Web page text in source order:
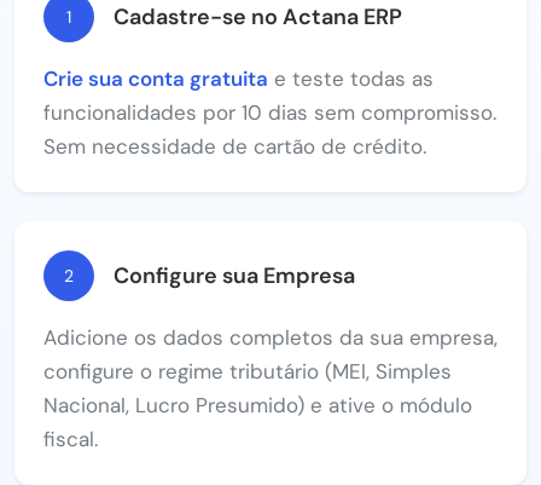
1 Cadastre-se no Actana ERP
Crie sua conta gratuita e teste todas as
funcionalidades por 10 dias sem compromisso.
Sem necessidade de cartão de crédito.
2 Configure sua Empresa
Adicione os dados completos da sua empresa,
configure o regime tributário (MEI, Simples
Nacional, Lucro Presumido) e ative o módulo
fiscal.